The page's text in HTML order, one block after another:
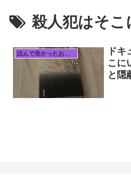
殺人犯はそ
読んで良かったおすすめ本
ド
こに
と